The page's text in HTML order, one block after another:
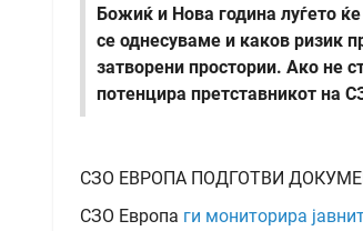
Божиќ и Нова година луѓето
се однесуваме и каков ризик
затворени простории. Ако не
потенцира претставникот на
СЗО ЕВРОПА ПОДГОТВИ
СЗО Европа ги мониторира